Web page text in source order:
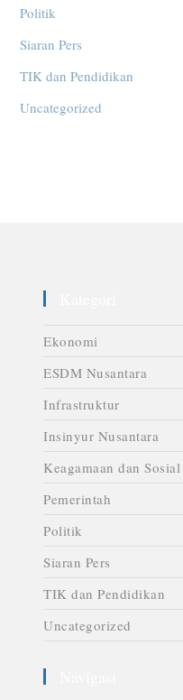
Politik
Siaran Pers
TIK dan Pendidikan
Uncategorized
Ekonomi
ESDM Nusantara
Infrastruktur
Insinyur Nusantara
Keagamaan dan
Pemerintah
Politik
Siaran Pers
TIK dan Pendidikan
Uncategorized